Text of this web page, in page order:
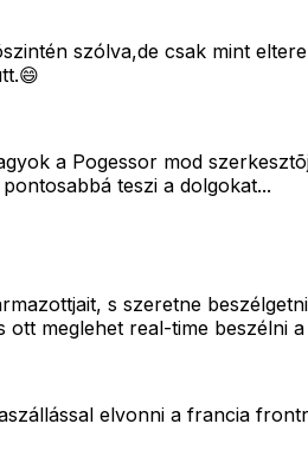
szólva,de csak mint
a Pogessor mod
teszi a dolgokat...
s szeretne
meglehet real-time beszélni
elvonni a francia